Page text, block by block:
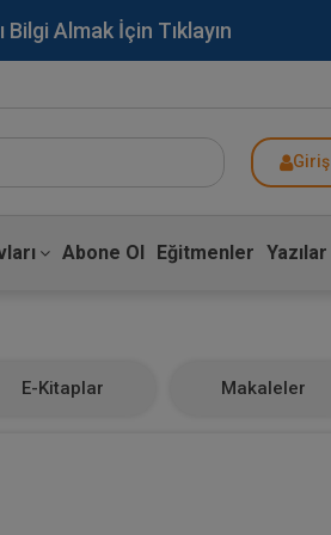
Almak İçin Tıklayın
Giriş
Abone Ol Eğitmenler Yazılar
E-Kitaplar Makaleler